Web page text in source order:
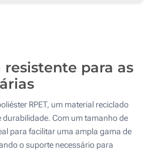
para as
RPET, um material reciclado
Com um tamanho de
para facilitar uma ampla gama de
o suporte necessário para